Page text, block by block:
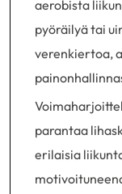
aerobista
pyöräilyä tai
verenkiertoa,
parantaa
erilaisia